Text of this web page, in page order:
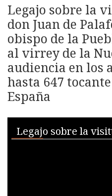
Legajo sobre la
don Juan de
obispo de la
al virrey de la
audiencia en los
hasta 647
España
Media